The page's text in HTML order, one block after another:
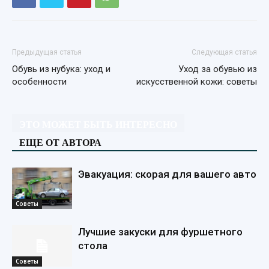
Предыдущая статья
Обувь из нубука: уход и
особенности
Следующая статья
Уход за обувью из
искусственной кожи: советы
ЕЩЕ ОТ АВТОРА
Советы
Эвакуация: скорая для вашего авто
Советы
Лучшие закуски для фуршетного
стола